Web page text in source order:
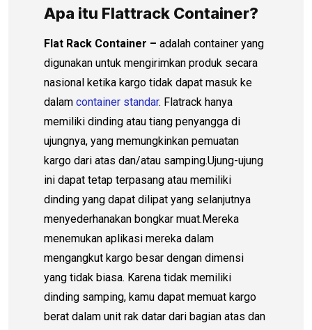
Apa itu Flattrack Container?
Flat Rack Container – adalah container yang
digunakan untuk mengirimkan produk secara
nasional ketika kargo tidak dapat masuk ke
dalam container standar. Flatrack hanya
memiliki dinding atau tiang penyangga di
ujungnya, yang memungkinkan pemuatan
kargo dari atas dan/atau samping.Ujung-ujung
ini dapat tetap terpasang atau memiliki
dinding yang dapat dilipat yang selanjutnya
menyederhanakan bongkar muat.Mereka
menemukan aplikasi mereka dalam
mengangkut kargo besar dengan dimensi
yang tidak biasa. Karena tidak memiliki
dinding samping, kamu dapat memuat kargo
berat dalam unit rak datar dari bagian atas dan